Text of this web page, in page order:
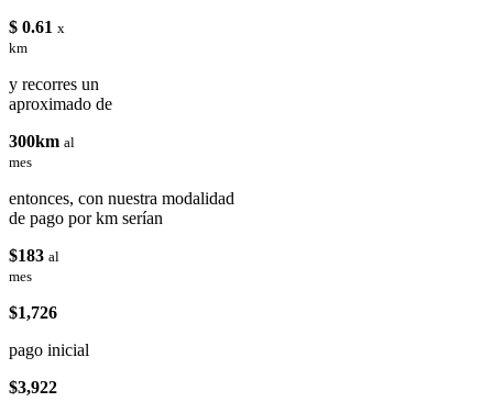
$ 0.61 x
km
y recorres un
aproximado de
300km al
mes
entonces, con nuestra modalidad
de pago por km serían
$183 al
mes
$1,726
pago inicial
$3,922